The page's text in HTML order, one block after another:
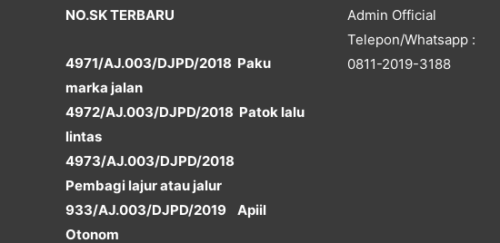
NO.SK TERBARU
4971/AJ.003/DJPD/2018 Paku
marka jalan
4972/AJ.003/DJPD/2018 Patok lalu
lintas
4973/AJ.003/DJPD/2018
Pembagi lajur atau jalur
933/AJ.003/DJPD/2019 Apiil
Otonom
Admin Official
Telepon/Whatsapp :
0811-2019-3188